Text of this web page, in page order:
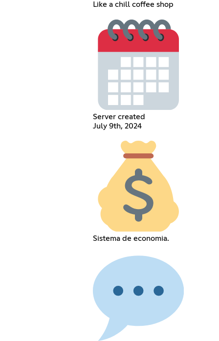
Like a chill coffee shop
Server created
July 9th, 2024
Sistema de economia.